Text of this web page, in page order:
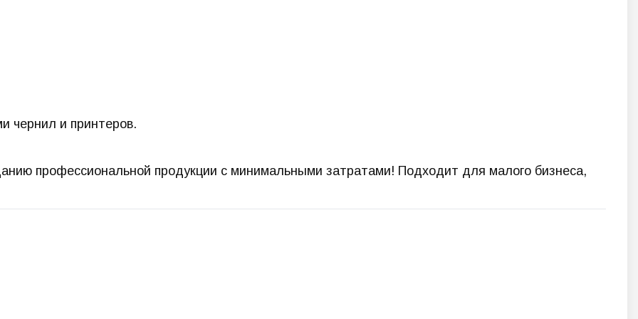
чернил и принтеров.
профессиональной продукции с минимальными затратами! Подходит для малого бизнеса,